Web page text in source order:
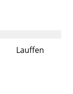
Lauffen